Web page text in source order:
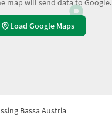
map will send data to Google.
Load Google Maps
Bassa Austria